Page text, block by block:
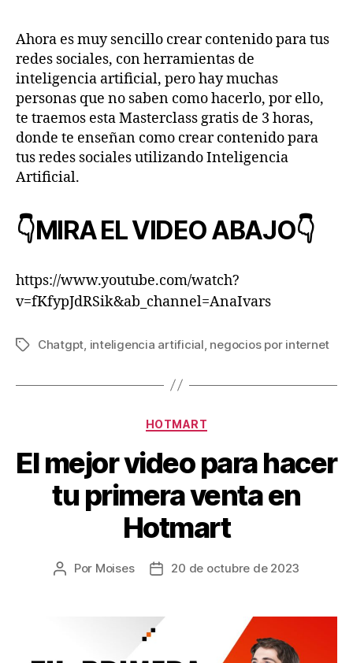
Ahora es muy sencillo crear contenido para tus
redes sociales, con herramientas de
inteligencia artificial, pero hay muchas
personas que no saben como hacerlo, por ello,
te traemos esta Masterclass gratis de 3 horas,
donde te enseñan como crear contenido para
tus redes sociales utilizando Inteligencia
Artificial.
👇MIRA EL VIDEO ABAJO👇
https://www.youtube.com/watch?
v=fKfypJdRSik&ab_channel=AnaIvars
Chatgpt, inteligencia artificial, negocios por internet
HOTMART
El mejor video para hacer
tu primera venta en
Hotmart
Por Moises 20 de octubre de 2023